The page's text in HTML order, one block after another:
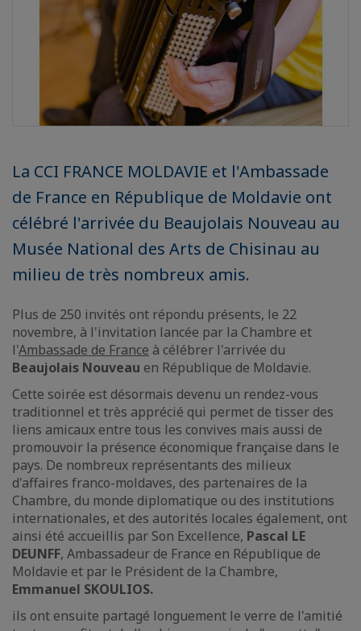
La CCI FRANCE MOLDAVIE et l'Ambassade
de France en République de Moldavie ont
célébré l'arrivée du Beaujolais Nouveau au
Musée National des Arts de Chisinau au
milieu de très nombreux amis.
Plus de 250 invités ont répondu présents, le 22
novembre, à l'invitation lancée par la Chambre et
l'Ambassade de France à célébrer l'arrivée du
Beaujolais Nouveau en République de Moldavie.
Cette soirée est désormais devenu un rendez-vous
traditionnel et très apprécié qui permet de tisser des
liens amicaux entre tous les convives mais aussi de
promouvoir la présence économique française dans le
pays. De nombreux représentants des milieux
d'affaires franco-moldaves, des partenaires de la
Chambre, du monde diplomatique ou des institutions
internationales, et des autorités locales également, ont
ainsi été accueillis par Son Excellence, Pascal LE
DEUNFF, Ambassadeur de France en République de
Moldavie et par le Président de la Chambre,
Emmanuel SKOULIOS.
ils ont ensuite partagé longuement le verre de l'amitié